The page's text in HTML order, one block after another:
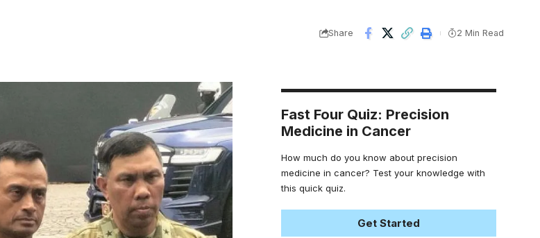
Share 2 Min Read
Fast Four Quiz: Precision
Medicine in Cancer
How much do you know about precision
medicine in cancer? Test your knowledge with
this quick quiz.
Get Started